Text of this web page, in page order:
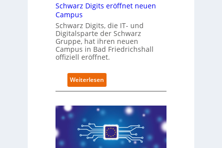
t
n
s
a
u
e
r
i
t
e
g
r
Schwarz Digits eröffnet neuen
Campus
Schwarz Digits, die IT- und
Digitalsparte der Schwarz
Gruppe, hat ihren neuen
Campus in Bad Friedrichshall
offiziell eröffnet.
Weiterlesen:
S
h
w
a
r
z